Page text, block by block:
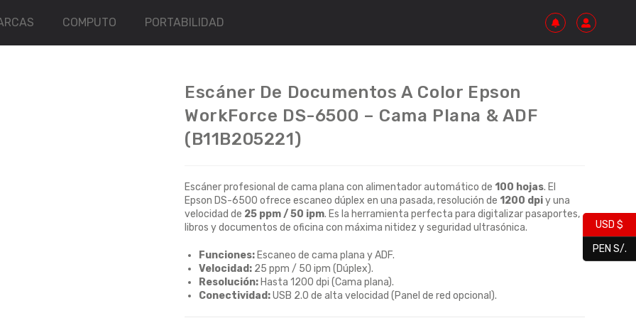
COMPUTO PORTABILIDAD
Escáner De Documentos A Color Epson
WorkForce DS-6500 – Cama Plana & ADF
(B11B205221)
Escáner profesional de cama plana con alimentador automático de 100 hojas. El
Epson DS-6500 ofrece escaneo dúplex en una pasada, resolución de 1200 dpiy una
velocidad de 25 ppm / 50 ipm. Es la herramienta perfecta para digitalizar pasaportes,
libros y documentos de oficina con máxima nitidez y seguridad ultrasónica.
Funciones: Escaneo de cama plana y ADF.
Velocidad: 25 ppm / 50 ipm (Dúplex).
Resolución: Hasta 1200 dpi (Cama plana).
Conectividad:USB 2.0 de alta velocidad (Panel de red opcional).
USD $
PEN S/.